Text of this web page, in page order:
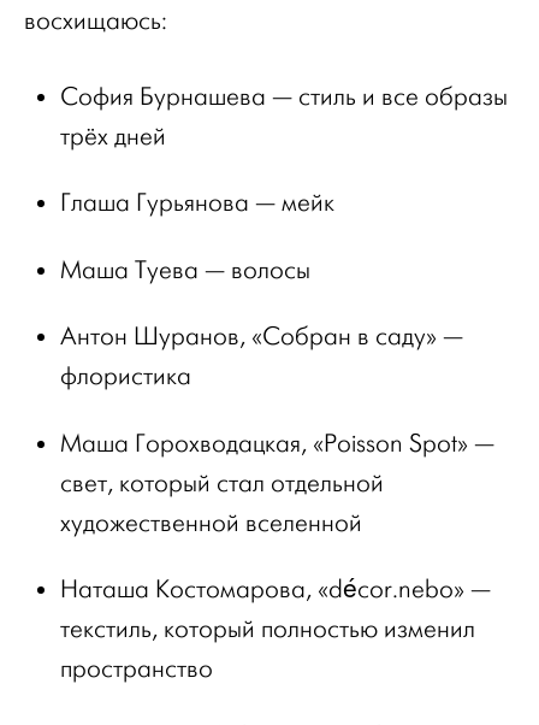
восхищаюсь:
София Бурнашева — стиль и все образы
трёх дней
Глаша Гурьянова — мейк
Маша Туева — волосы
Антон Шуранов, «Собран в саду» —
флористика
Маша Горохводацкая, «Poisson Spot» —
свет, который стал отдельной
художественной вселенной
Наташа Костомарова, «décor.nebo» —
текстиль, который полностью изменил
пространство